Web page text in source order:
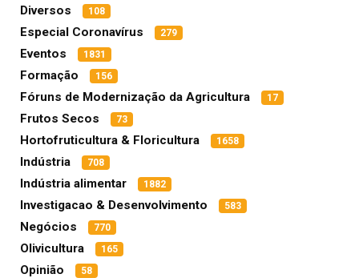
Diversos 108
Especial Coronavírus 279
Eventos 1831
Formação 156
Fóruns de Modernização da Agricultura 17
Frutos Secos 73
Hortofruticultura & Floricultura 1658
Indústria 708
Indústria alimentar 1882
Investigacao & Desenvolvimento 583
Negócios 770
Olivicultura 165
Opinião 58